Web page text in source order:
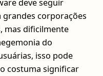
deve seguir
grandes corporações
mas dificilmente
do
isso pode
costuma significar